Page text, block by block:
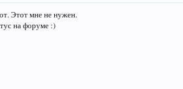
Этот мне не нужен.
на форуме :)